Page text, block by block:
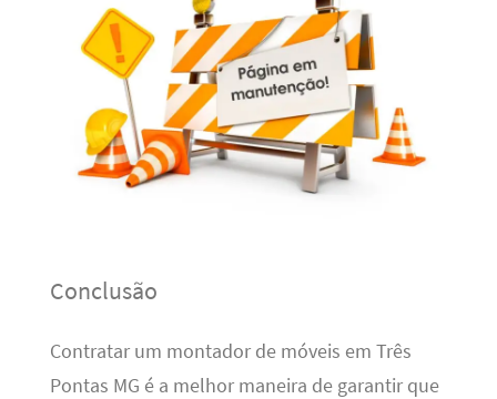
Conclusão
Contratar um montador de móveis em Três
Pontas MG é a melhor maneira de garantir que